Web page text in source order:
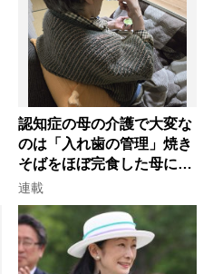
認知症の母の介護で大変な
のは「入れ歯の管理」焼き
そばをほぼ完食した母に息
子が血の気が引いた理由
連載